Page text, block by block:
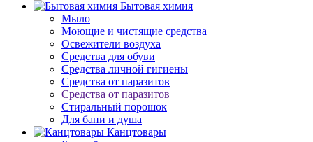
Бытовая химия
Мыло
Моющие и чистящие средства
Освежители воздуха
Средства для обуви
Средства личной гигиены
Средства от паразитов
Средства от паразитов
Стиральный порошок
Для бани и душа
Канцтовары